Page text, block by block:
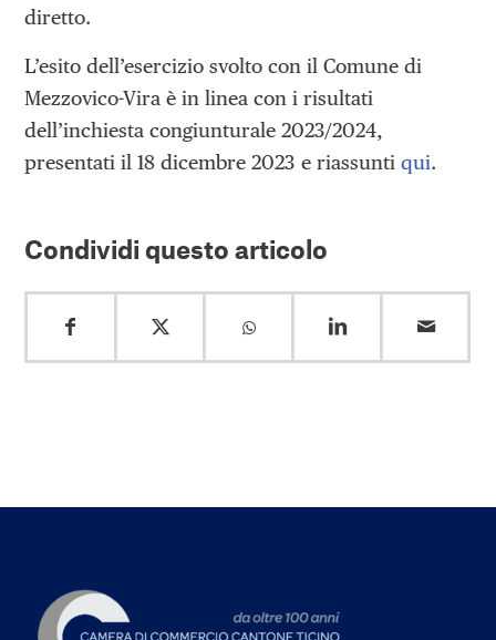
diretto.
L’esito dell’esercizio svolto con il Comune di
Mezzovico-Vira è in linea con i risultati
dell’inchiesta congiunturale 2023/2024,
presentati il 18 dicembre 2023 e riassuntiqui.
Condividi questo articolo